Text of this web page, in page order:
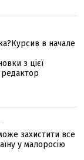
в начале
з цієї
захистити все
у малоросію